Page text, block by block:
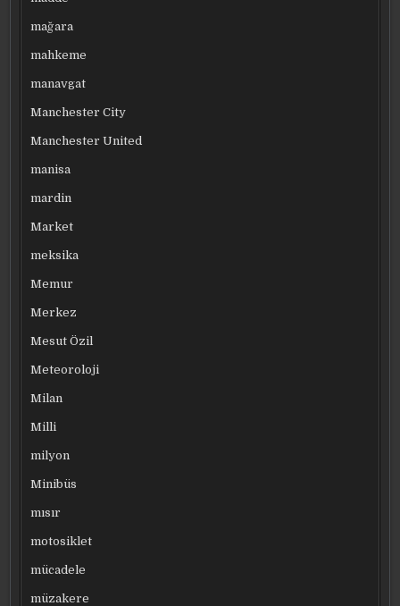
mağara
mahkeme
manavgat
Manchester City
Manchester United
manisa
mardin
Market
meksika
Memur
Merkez
Mesut Özil
Meteoroloji
Milan
Milli
milyon
Minibüs
mısır
motosiklet
mücadele
müzakere